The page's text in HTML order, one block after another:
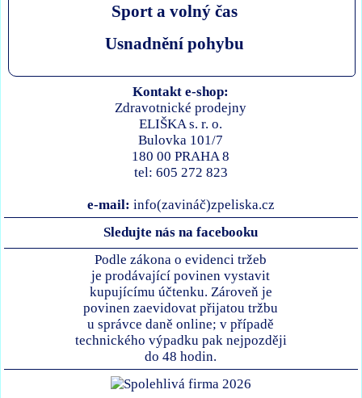
Sport a volný čas
Usnadnění pohybu
Kontakt e-shop:
Zdravotnické prodejny
ELIŠKA s. r. o.
Bulovka 101/7
180 00 PRAHA 8
tel: 605 272 823
e-mail: info(zavináč)zpeliska.cz
Sledujte nás na facebooku
Podle zákona o evidenci tržeb
je prodávající povinen vystavit
kupujícímu účtenku. Zároveň je
povinen zaevidovat přijatou tržbu
u správce daně online; v případě
technického výpadku pak nejpozději
do 48 hodin.